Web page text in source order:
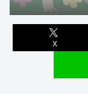
X